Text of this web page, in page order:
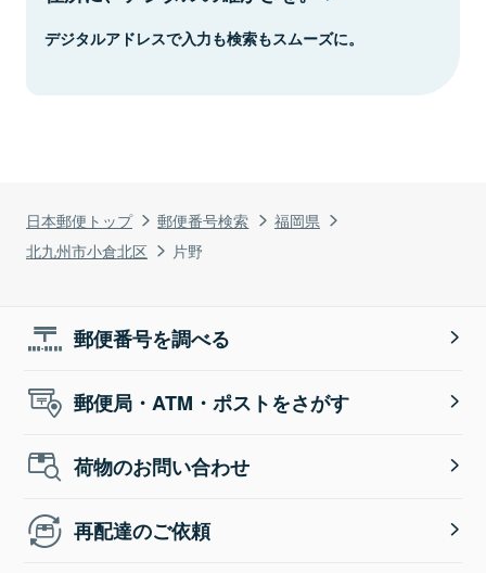
日本郵便トップ 郵便番号検索
福岡県
北九州市小倉北区
片野
デジタルアドレスで入力も検索もスムーズに。
郵便番号を調べる
郵便局・ATM・ポストをさがす
荷物のお問い合わせ
再配達のご依頼